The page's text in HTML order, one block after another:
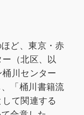
ど、東京・赤
（北区、以
川センター
「桶川書籍流
て関連する